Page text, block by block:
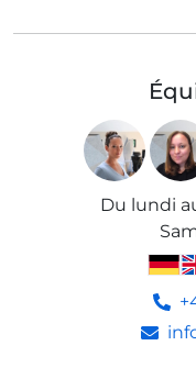
Du lundi